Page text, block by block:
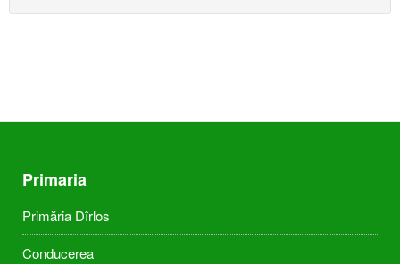
Primaria
Primăria Dîrlos
Conducerea